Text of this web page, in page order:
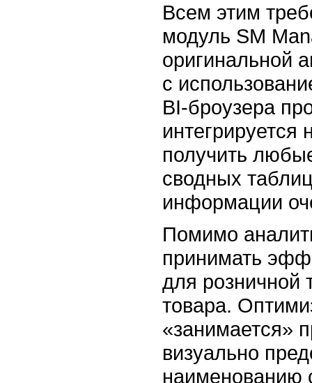
Всем этим
модуль SM
оригинальной
с
BI-броузера
интегрируется
получить
сводных
информации
Помимо
принимать
для розничной
товара.
«занимается»
визуально
наименованию